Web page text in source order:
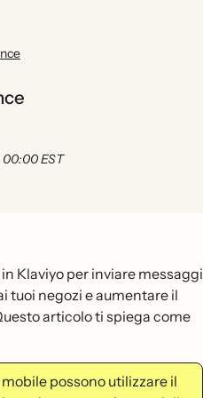
00:00 EST
Klaviyo per inviare messaggi
tuoi negozi e aumentare il
articolo ti spiega come
possono utilizzare il